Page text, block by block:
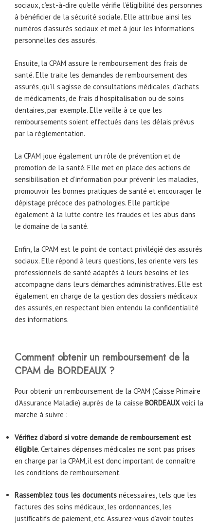
sociaux, c’est-à-dire qu’elle vérifie l’éligibilité des personnes
à bénéficier de la sécurité sociale. Elle attribue ainsi les
numéros d’assurés sociaux et met à jour les informations
personnelles des assurés.
Ensuite, la CPAM assure le remboursement des frais de
santé. Elle traite les demandes de remboursement des
assurés, qu’il s’agisse de consultations médicales, d’achats
de médicaments, de frais d’hospitalisation ou de soins
dentaires, par exemple. Elle veille à ce que les
remboursements soient effectués dans les délais prévus
par la réglementation.
La CPAM joue également un rôle de prévention et de
promotion de la santé. Elle met en place des actions de
sensibilisation et d’information pour prévenir les maladies,
promouvoir les bonnes pratiques de santé et encourager le
dépistage précoce des pathologies. Elle participe
également à la lutte contre les fraudes et les abus dans
le domaine de la santé.
Enfin, la CPAM est le point de contact privilégié des assurés
sociaux. Elle répond à leurs questions, les oriente vers les
professionnels de santé adaptés à leurs besoins et les
accompagne dans leurs démarches administratives. Elle est
également en charge de la gestion des dossiers médicaux
des assurés, en respectant bien entendu la confidentialité
des informations.
Comment obtenir un remboursement de la
CPAM de BORDEAUX ?
Pour obtenir un remboursement de la CPAM (Caisse Primaire
d’Assurance Maladie) auprès de la caisse BORDEAUXvoici la
marche à suivre :
Vérifiez d’abord si votre demande de remboursement est
éligible. Certaines dépenses médicales ne sont pas prises
en charge par la CPAM, il est donc important de connaître
les conditions de remboursement.
Rassemblez tous les documents nécessaires, tels que les
factures des soins médicaux, les ordonnances, les
justificatifs de paiement, etc. Assurez-vous d’avoir toutes